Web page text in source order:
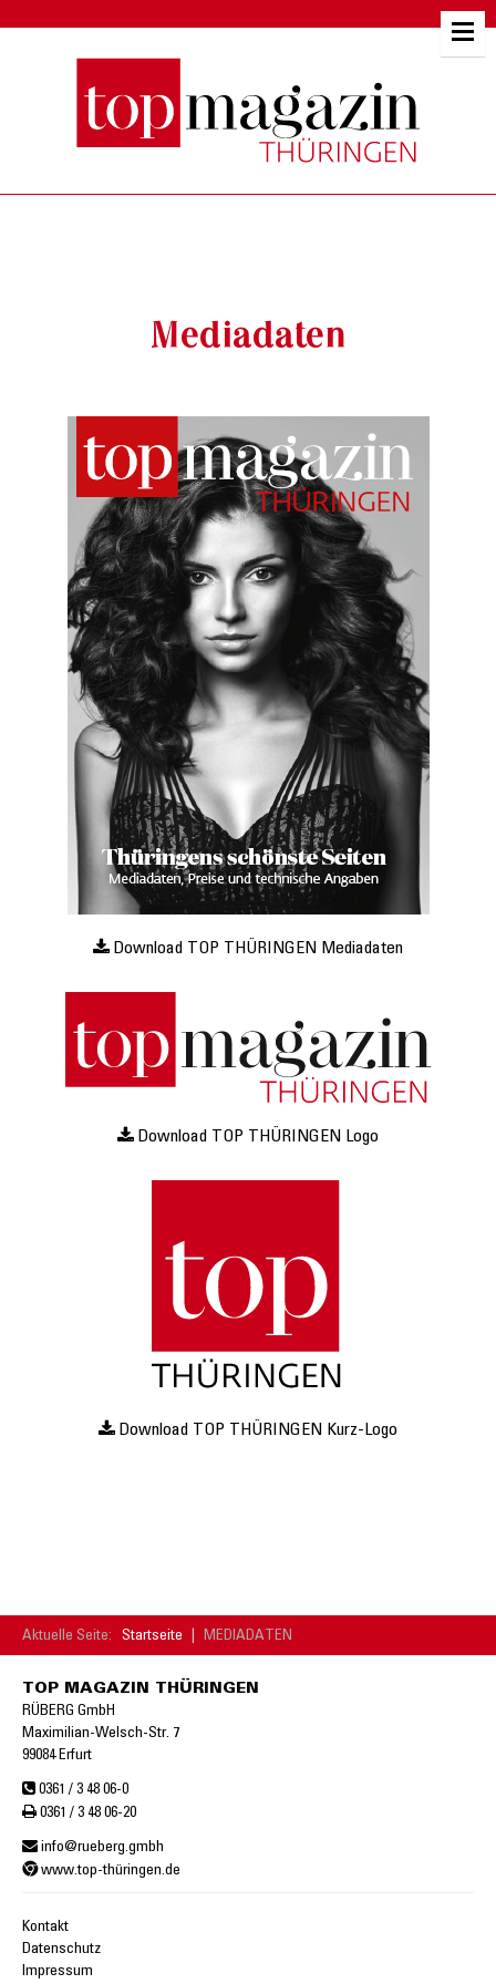
Mediadaten
Download TOP THÜRINGEN Mediadaten
Download TOP THÜRINGEN Logo
Download TOP THÜRINGEN Kurz-Logo
Aktuelle Seite: Startseite MEDIADATEN
TOP MAGAZIN THÜRINGEN
RÜBERG GmbH
Maximilian-Welsch-Str. 7
99084 Erfurt
0361 / 3 48 06-0
0361 / 3 48 06-20
info@rueberg.gmbh
www.top-thüringen.de
Kontakt
Datenschutz
Impressum